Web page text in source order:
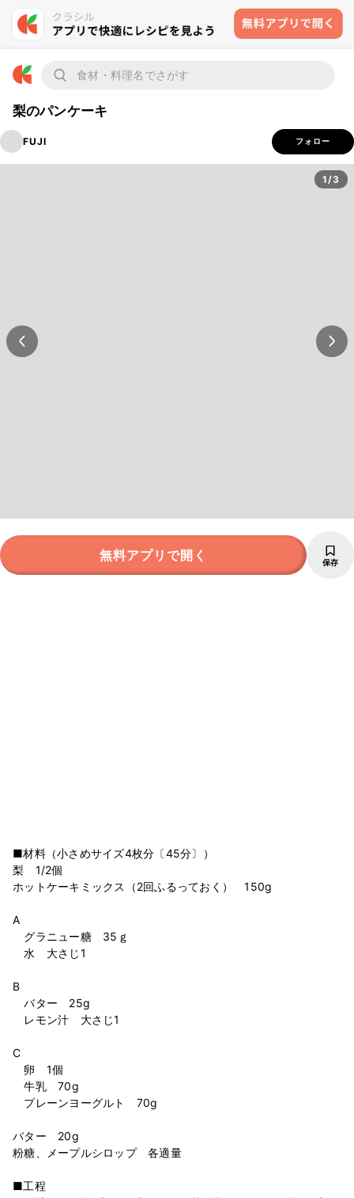
梨のパンケーキ
FUJI フォロー
1/3
無料アプリで開く 保存
■材料（小さめサイズ4枚分〔45分〕）
梨 1/2個
ホットケーキミックス（2回ふるっておく） 150g
A
グラニュー糖 35ｇ
水 大さじ1
B
バター 25g
レモン汁 大さじ1
C
卵 1個
牛乳 70g
プレーンヨーグルト 70g
バター 20g
粉糖、メープルシロップ 各適量
■工程